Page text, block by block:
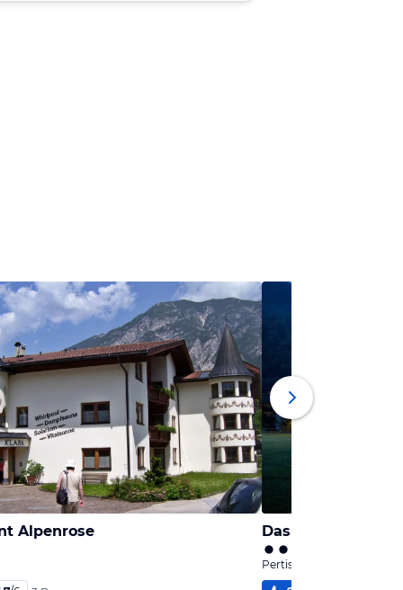
Alpenrose
Pertisau, Tirol